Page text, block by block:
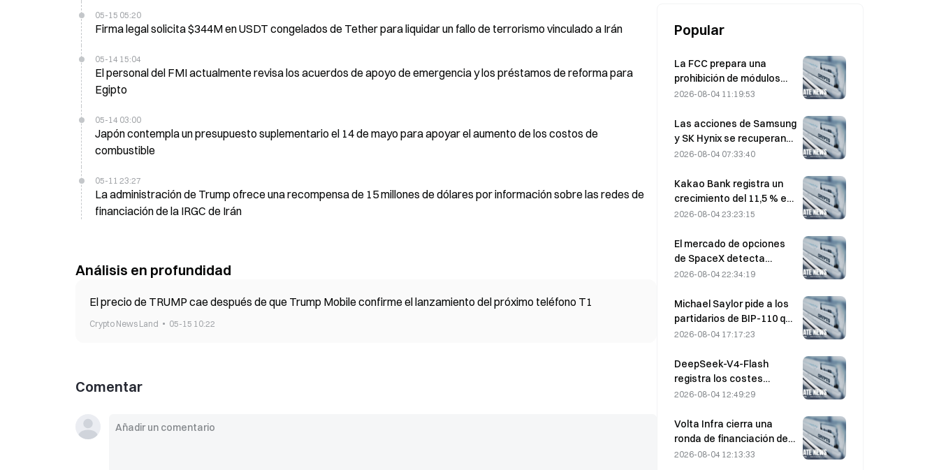
05-15 05:20
Firma legal solicita $344M en USDT congelados de Tether para liquidar un fallo de terrorismo vinculado a Irán
05-14 15:04
El personal del FMI actualmente revisa los acuerdos de apoyo de emergencia y los préstamos de reforma para
Egipto
05-14 03:00
Japón contempla un presupuesto suplementario el 14 de mayo para apoyar el aumento de los costos de
combustible
05-11 23:27
La administración de Trump ofrece una recompensa de 15 millones de dólares por información sobre las redes de
financiación de la IRGC de Irán
Análisis en profundidad
El precio de TRUMP cae después de que Trump Mobile confirme el lanzamiento del próximo teléfono T1
Crypto News Land 05-15 10:22
Comentar
Popular
La FCC prepara una
prohibición de módulos
ópticos chinos para
se enfrenta a un impacto
del 27% en su cuota de
mercado
2026-08-04 11:19:53
Las acciones de Samsung
y SK Hynix se recuperan
de pérdidas del 5 % por las
2026-08-04 07:33:40
Kakao Bank registra un
crecimiento del 11,5 % en
el beneficio neto del
beneficio del primer
semestre alcanza un
máximo histórico
2026-08-04 23:23:15
El mercado de opciones
de SpaceX detecta
misteriosas posiciones
ejercicio de $330 $20M
antes del vencimiento del
viernes
2026-08-04 22:34:19
Michael Saylor pide a los
partidarios de BIP-110 que
«retiren su apoyo»
los mineros se estanca
en el 2,70 %
2026-08-04 17:17:23
DeepSeek-V4-Flash
registra los costes
operativos más bajos
modelos de IA en las
últimas pruebas
comparativas
2026-08-04 12:49:29
Volta Infra cierra una
ronda de financiación de
Serie A de $300M , con
2026-08-04 12:13:33